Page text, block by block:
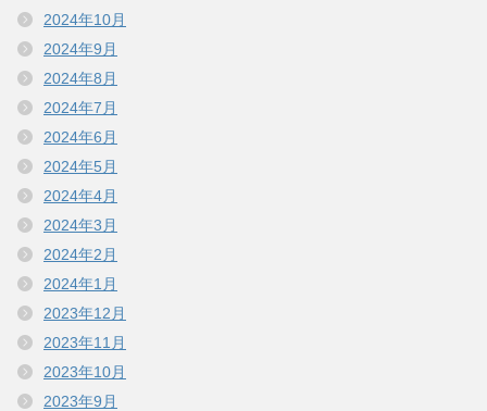
2024年10月
2024年9月
2024年8月
2024年7月
2024年6月
2024年5月
2024年4月
2024年3月
2024年2月
2024年1月
2023年12月
2023年11月
2023年10月
2023年9月